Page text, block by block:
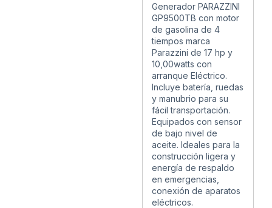
Generador PARAZZINI
GP9500TB con motor
de gasolina de 4
tiempos marca
Parazzini de 17 hp y
10,00watts con
arranque Eléctrico.
Incluye batería, ruedas
y manubrio para su
fácil transportación.
Equipados con sensor
de bajo nivel de
aceite. Ideales para la
construcción ligera y
energía de respaldo
en emergencias,
conexión de aparatos
eléctricos.